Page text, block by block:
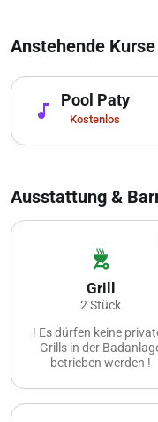
nur auf der
dem Tennisplatz
Anstehende
music_note Pool Paty
Kostenlos
Ausstattung &
outdoor_grill
Grill
2 Stück
! Es dürfen keine
Grills in der
betrieben werden !